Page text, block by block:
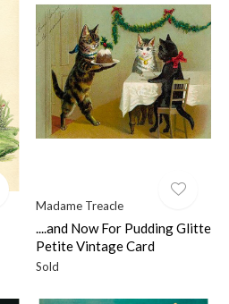
Madame Treacle
....and Now For Pudding Glitte
Petite Vintage Card
Sold